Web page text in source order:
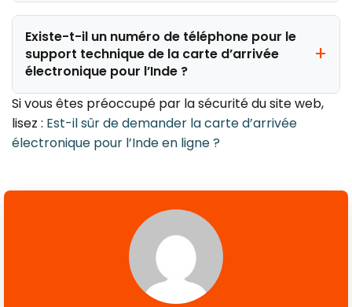
Existe-t-il un numéro de téléphone pour le
support technique de la carte d’arrivée
électronique pour l’Inde ?
Si vous êtes préoccupé par la sécurité du site web,
lisez : Est-il sûr de demander la carte d’arrivée
électronique pour l’Inde en ligne ?